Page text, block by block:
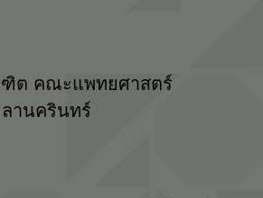
ต คณะแพทยศาสตร์
านครินทร์